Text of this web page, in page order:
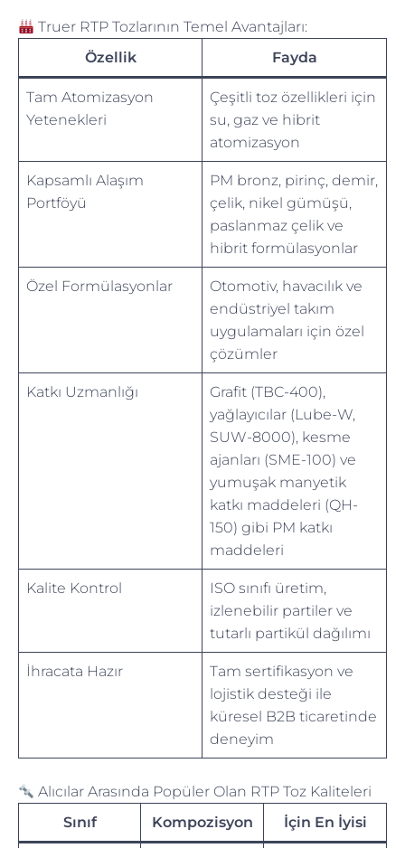
Truer RTP Tozlarının Temel Avantajları:
Özellik
Fayda
Tam Atomizasyon
Yetenekleri
Çeşitli toz özellikleri için
su, gaz ve hibrit
atomizasyon
Kapsamlı Alaşım
Portföyü
PM bronz, pirinç, demir,
çelik, nikel gümüşü,
paslanmaz çelik ve
hibrit formülasyonlar
Özel Formülasyonlar
Otomotiv, havacılık ve
endüstriyel takım
uygulamaları için özel
çözümler
Katkı Uzmanlığı
Grafit (TBC-400),
yağlayıcılar (Lube-W,
SUW-8000), kesme
ajanları (SME-100) ve
yumuşak manyetik
katkı maddeleri (QH-
150) gibi PM katkı
maddeleri
Kalite Kontrol
ISO sınıfı üretim,
izlenebilir partiler ve
tutarlı partikül dağılımı
İhracata Hazır
Tam sertifikasyon ve
lojistik desteği ile
küresel B2B ticaretinde
deneyim
Alıcılar Arasında Popüler Olan RTP Toz Kaliteleri
Sınıf
Kompozisyon İçin En İyisi